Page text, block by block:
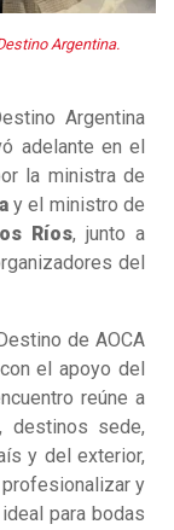
Argentina.
Argentina
adelante en el
la ministra de
y el ministro de
Ríos, junto a
del
de AOCA
el apoyo del
reúne a
destinos sede,
y del exterior,
y
para bodas